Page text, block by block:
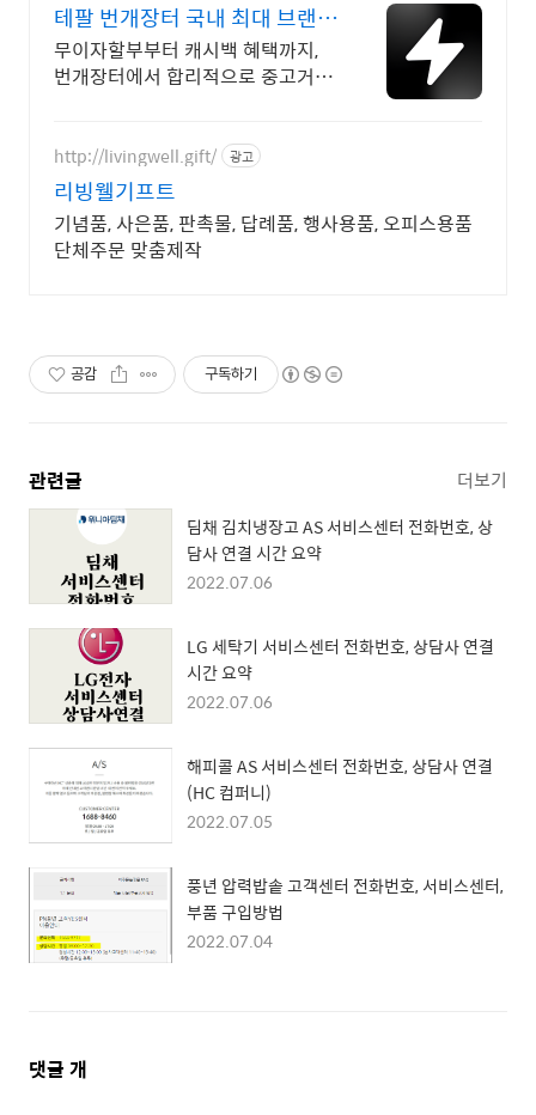
테팔 번개장터 국내 최대 브랜드
중고거래
무이자할부부터 캐시백 혜택까지,
번개장터에서 합리적으로 중고거래
의 신규 상품 업로드
http://livingwell.gift/ 광고
리빙웰기프트
기념품, 사은품, 판촉물, 답례품, 행사용품, 오피스용품
단체주문 맞춤제작
공감 구독하기
관련글 더보기
딤채 김치냉장고 AS 서비스센터 전화번호, 상
담사 연결 시간 요약
2022.07.06
LG 세탁기 서비스센터 전화번호, 상담사 연결
시간 요약
2022.07.06
해피콜 AS 서비스센터 전화번호, 상담사 연결
(HC 컴퍼니)
2022.07.05
풍년 압력밥솥 고객센터 전화번호, 서비스센터,
부품 구입방법
2022.07.04
댓
댓글 개